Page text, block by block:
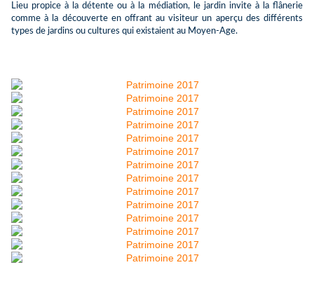
Lieu propice à la détente ou à la médiation, le jardin invite à la flânerie
comme à la découverte en offrant au visiteur un aperçu des différents
types de jardins ou cultures qui existaient au Moyen-Age.